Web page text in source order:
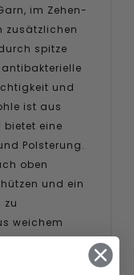
im Zehen-
zusätzlichen
spitze
antibakterielle
und
ist aus
eine
Polsterung.
oben
und ein
zu
weichem